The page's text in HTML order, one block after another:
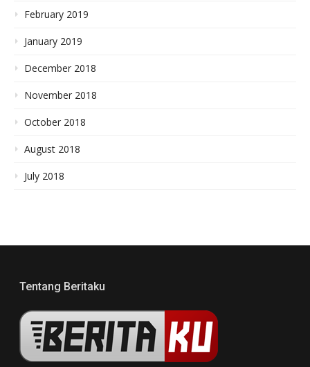
February 2019
January 2019
December 2018
November 2018
October 2018
August 2018
July 2018
Tentang Beritaku